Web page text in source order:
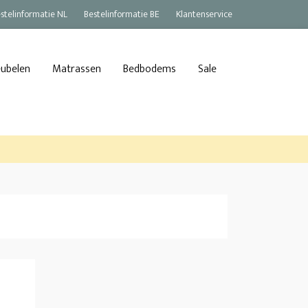
NL Bestelinformatie BE Klantenservice
Matrassen Bedbodems Sale